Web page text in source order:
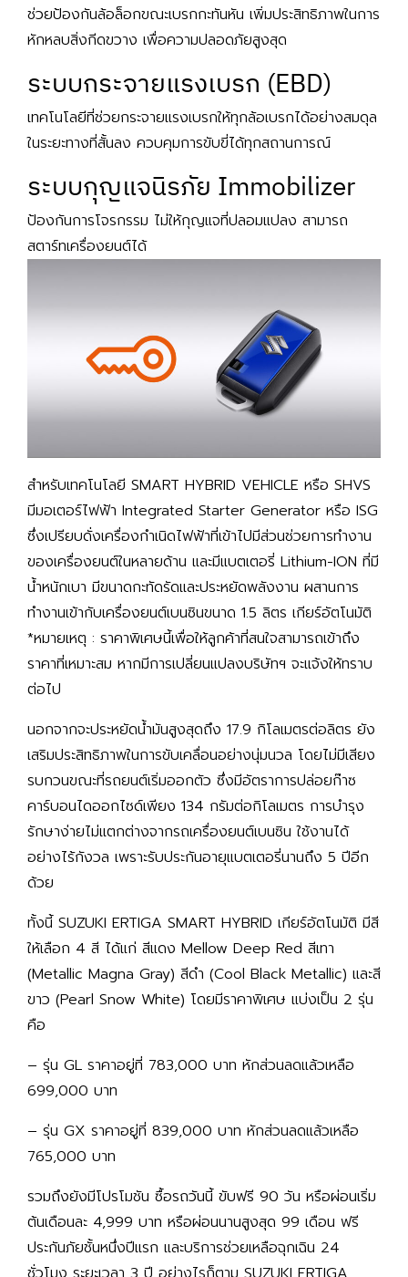
ช่วยป้องกันล้อล็อกขณะเบรกกะทันหัน เพิ่มประสิทธิภาพในการ
หักหลบสิ่งกีดขวาง เพื่อความปลอดภัยสูงสุด
ระบบกระจายแรงเบรก (EBD)
เทคโนโลยีที่ช่วยกระจายแรงเบรกให้ทุกล้อเบรกได้อย่างสมดุล
ในระยะทางที่สั้นลง ควบคุมการขับขี่ได้ทุกสถานการณ์
ระบบกุญแจนิรภัย Immobilizer
ป้องกันการโจรกรรม ไม่ให้กุญแจที่ปลอมแปลง สามารถ
สตาร์ทเครื่องยนต์ได้
สำหรับเทคโนโลยี SMART HYBRID VEHICLE หรือ SHVS
มีมอเตอร์ไฟฟ้า Integrated Starter Generator หรือ ISG
ซึ่งเปรียบดั่งเครื่องกำเนิดไฟฟ้าที่เข้าไปมีส่วนช่วยการทำงาน
ของเครื่องยนต์ในหลายด้าน และมีแบตเตอรี่ Lithium-ION ที่มี
น้ำหนักเบา มีขนาดกะทัดรัดและประหยัดพลังงาน ผสานการ
ทำงานเข้ากับเครื่องยนต์เบนซินขนาด 1.5 ลิตร เกียร์อัตโนมัติ
*หมายเหตุ : ราคาพิเศษนี้เพื่อให้ลูกค้าที่สนใจสามารถเข้าถึง
ราคาที่เหมาะสม หากมีการเปลี่ยนแปลงบริษัทฯ จะแจ้งให้ทราบ
ต่อไป
นอกจากจะประหยัดน้ำมันสูงสุดถึง 17.9 กิโลเมตรต่อลิตร ยัง
เสริมประสิทธิภาพในการขับเคลื่อนอย่างนุ่มนวล โดยไม่มีเสียง
รบกวนขณะที่รถยนต์เริ่มออกตัว ซึ่งมีอัตราการปล่อยก๊าซ
คาร์บอนไดออกไซด์เพียง 134 กรัมต่อกิโลเมตร การบำรุง
รักษาง่ายไม่แตกต่างจากรถเครื่องยนต์เบนซิน ใช้งานได้
อย่างไร้กังวล เพราะรับประกันอายุแบตเตอรี่นานถึง 5 ปีอีก
ด้วย
ทั้งนี้ SUZUKI ERTIGA SMART HYBRID เกียร์อัตโนมัติ มีสี
ให้เลือก 4 สี ได้แก่ สีแดง Mellow Deep Red สีเทา
(Metallic Magna Gray) สีดำ (Cool Black Metallic) และสี
ขาว (Pearl Snow White) โดยมีราคาพิเศษ แบ่งเป็น 2 รุ่น
คือ
– รุ่น GL ราคาอยู่ที่ 783,000 บาท หักส่วนลดแล้วเหลือ
699,000 บาท
– รุ่น GX ราคาอยู่ที่ 839,000 บาท หักส่วนลดแล้วเหลือ
765,000 บาท
รวมถึงยังมีโปรโมชัน ซื้อรถวันนี้ ขับฟรี 90 วัน หรือผ่อนเริ่ม
ต้นเดือนละ 4,999 บาท หรือผ่อนนานสูงสุด 99 เดือน ฟรี
ประกันภัยชั้นหนึ่งปีแรก และบริการช่วยเหลือฉุกเฉิน 24